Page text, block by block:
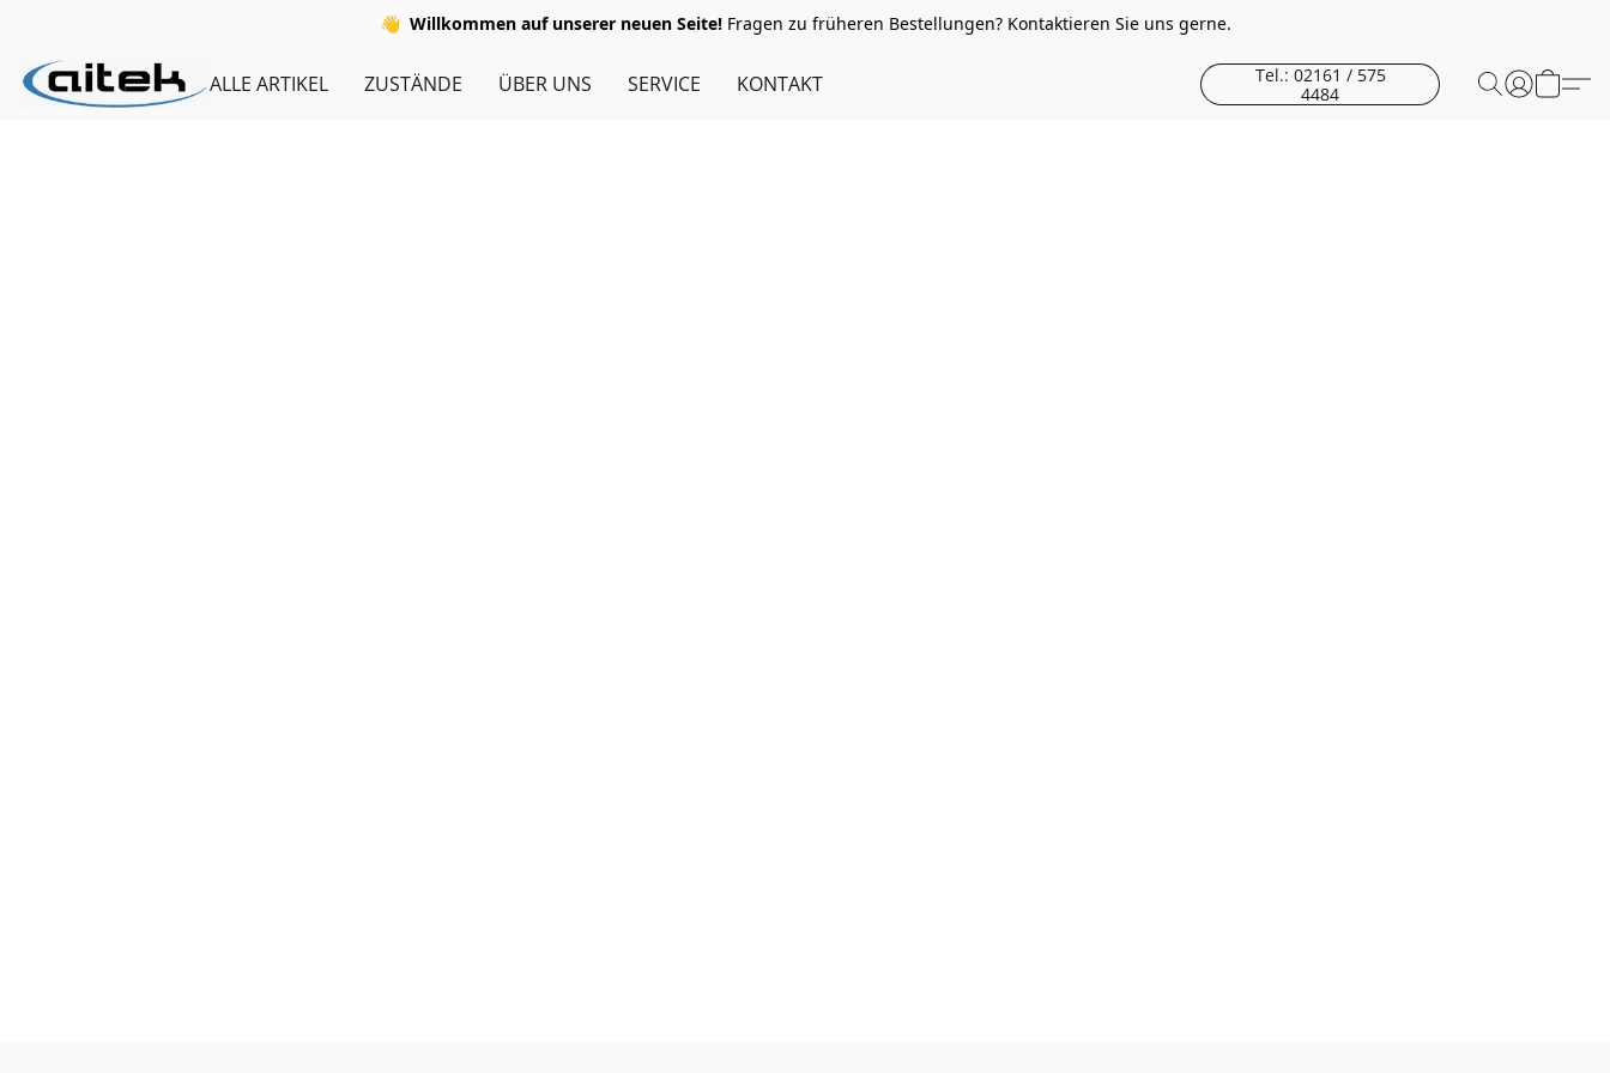
👋 Willkommen auf unserer neuen Seite! Fragen zu früheren Bestellungen? Kontaktieren Sie uns gerne.
ALLE ARTIKEL ZUSTÄNDE ÜBER UNS SERVICE KONTAKT
Tel.: 02161 / 575
4484